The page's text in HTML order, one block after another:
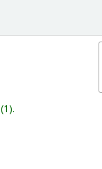
(1).